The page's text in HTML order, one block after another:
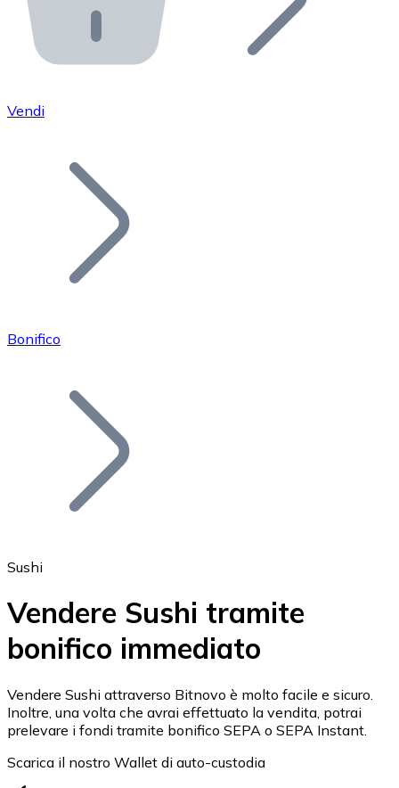
API Bitnovo
Integra la nostra API nel tuo ecosistema.
Unisciti alla nostra rete di rivenditori e
Aggiungi il token del tuo progetto al nostro servizio di
Bitcoin
Ethereum
ETH
Vendi
Bonifico
Sushi
Vendere Sushi tramite
bonifico immediato
Vendere Sushi attraverso Bitnovo è molto facile e sicuro.
Inoltre, una volta che avrai effettuato la vendita, potrai
prelevare i fondi tramite bonifico SEPA o SEPA Instant.
Scarica il nostro Wallet di auto-custodia